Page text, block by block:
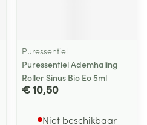
Puressentiel
Puressentiel Ademhaling
Roller Sinus Bio Eo 5ml
€ 10,50
Niet beschikbaar